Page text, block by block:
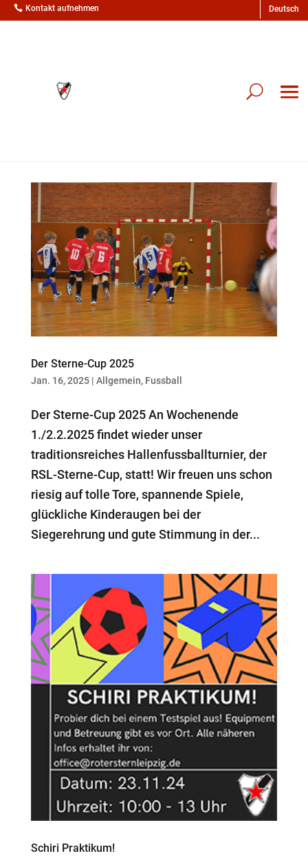
 Kontakt aufnehmen
Der Sterne-Cup 2025
Jan. 16, 2025| Allgemein, Fussball
Der Sterne-Cup 2025 An Wochenende
1./2.2.2025 findet wieder unser
traditionsreiches Hallenfussballturnier, der
RSL-Sterne-Cup, statt! Wir freuen uns schon
riesig auf tolle Tore, spannende Spiele,
glückliche Kinderaugen bei der
Siegerehrung und gute Stimmung in der...
Schiri Praktikum!